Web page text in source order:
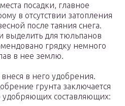
посадки, главное
в отсутствии затопления
после таяния снега.
выделить для тюльпанов
грядку немного
в нее землю.
в него удобрения.
грунта заключается
удобряющих составляющих: